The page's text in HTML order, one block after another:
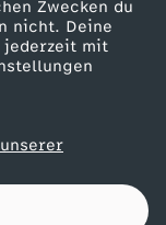
Zwecken du
nicht. Deine
jederzeit mit